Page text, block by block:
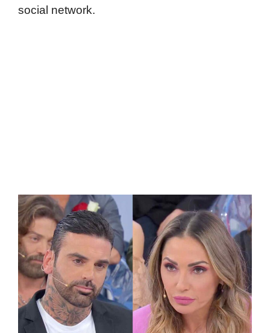
social network.